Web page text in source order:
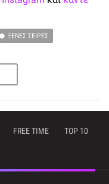
ΞΈΝΕΣ ΣΕΙΡΈΣ
FREE TIME
TOP 10